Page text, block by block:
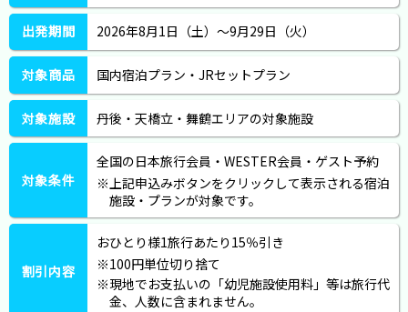
出発期間 2026年8月1日（土）～9月29日（火）
対象商品 国内宿泊プラン・JRセットプラン
対象施設 丹後・天橋立・舞鶴エリアの対象施設
対象条件
全国の日本旅行会員・WESTER会員・ゲスト予約
上記申込みボタンをクリックして表示される宿泊
施設・プランが対象です。
割引内容
おひとり様1旅行あたり15％引き
100円単位切り捨て
現地でお支払いの「幼児施設使用料」等は旅行代
金、人数に含まれません。